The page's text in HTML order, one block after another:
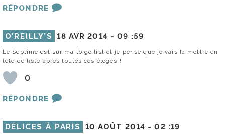
RÉPONDRE
O’REILLY’S 18 AVR 2014 -09 :59
Le Septime est sur ma to go list et je pense que je vais la mettre en
tête de liste après toutes ces éloges !
0
RÉPONDRE
DÉLICES À PARIS 10 AOÛT 2014 -02 :19